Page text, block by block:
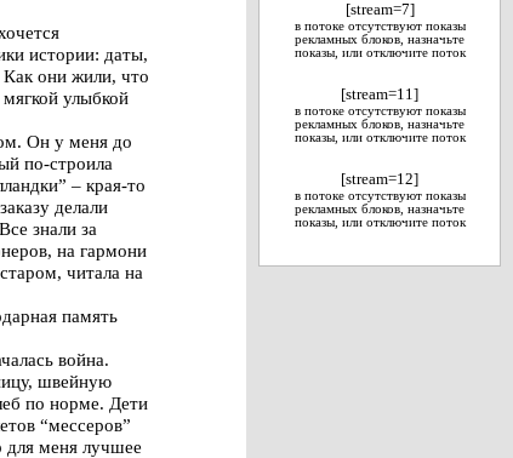
истории: даты,
они жили, что
улыбкой
Он у меня до
по-строила
– края-то
делали
знали за
на гармони
читала на
память
война.
швейную
по норме. Дети
“мессеров”
для меня лучшее
[stream=7]
в потоке отсутствуют показы
рекламных блоков, назначьте
показы, или отключите поток
[stream=11]
в потоке отсутствуют показы
рекламных блоков, назначьте
показы, или отключите поток
[stream=12]
в потоке отсутствуют показы
рекламных блоков, назначьте
показы, или отключите поток